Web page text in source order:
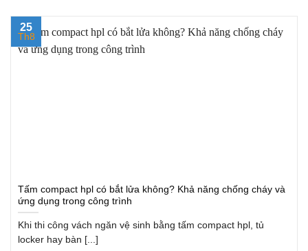
Tấm compact hpl có bắt lửa không? Khả năng chống cháy và
ứng dụng trong công trình
Khi thi công vách ngăn vệ sinh bằng tấm compact hpl, tủ
locker hay bàn [...]
25
Th8